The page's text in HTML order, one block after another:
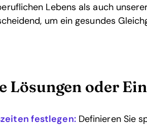
Lebens als auch
um ein gesundes
Lösungen oder
festlegen:Definieren Sie